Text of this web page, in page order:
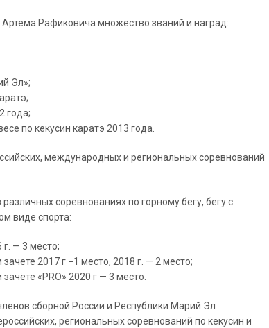
Рафиковича множество званий и наград:
Эл»;
года;
по кекусин каратэ 2013 года.
международных и региональных соревнований
соревнованиях по горному бегу, бегу с
виде спорта:
— 3 место;
2017 г −1 место, 2018 г. — 2 место;
«PRO» 2020 г — 3 место.
сборной России и Республики Марий Эл
региональных соревнований по кекусин и